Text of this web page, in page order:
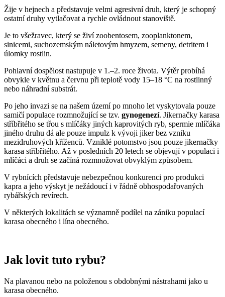
Žije v hejnech a představuje velmi agresivní druh, který je schopný
ostatní druhy vytlačovat a rychle ovládnout stanoviště.
Je to všežravec, který se živí zoobentosem, zooplanktonem,
sinicemi, suchozemským náletovým hmyzem, semeny, detritem i
úlomky rostlin.
Pohlavní dospělost nastupuje v 1.–2. roce života. Výtěr probíhá
obvykle v květnu a červnu při teplotě vody 15–18 °C na rostlinný
nebo náhradní substrát.
Po jeho invazi se na našem území po mnoho let vyskytovala pouze
samičí populace rozmnožující se tzv. gynogenezí. Jikernačky karasa
stříbřitého se třou s mlíčáky jiných kaprovitých ryb, spermie mlíčáka
jiného druhu dá ale pouze impulz k vývoji jiker bez vzniku
mezidruhových kříženců. Vzniklé potomstvo jsou pouze jikernačky
karasa stříbřitého. Až v posledních 20 letech se objevují v populaci i
mlíčáci a druh se začíná rozmnožovat obvyklým způsobem.
V rybnících představuje nebezpečnou konkurenci pro produkci
kapra a jeho výskyt je nežádoucí i v řádně obhospodařovaných
rybářských revírech.
V některých lokalitách se významně podílel na zániku populací
karasa obecného i lína obecného.
Jak lovit tuto rybu?
Na plavanou nebo na položenou s obdobnými nástrahami jako u
karasa obecného.